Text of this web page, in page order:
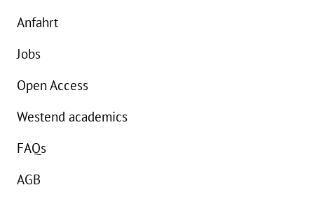
Anfahrt
Jobs
Open Access
Westend academics
FAQs
AGB